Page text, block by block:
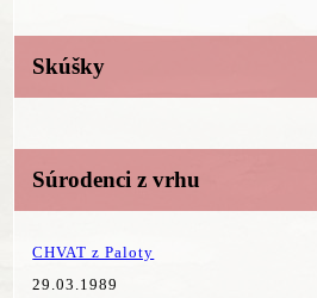
Skúšky
Súrodenci z vrhu
CHVAT z Paloty
29.03.1989